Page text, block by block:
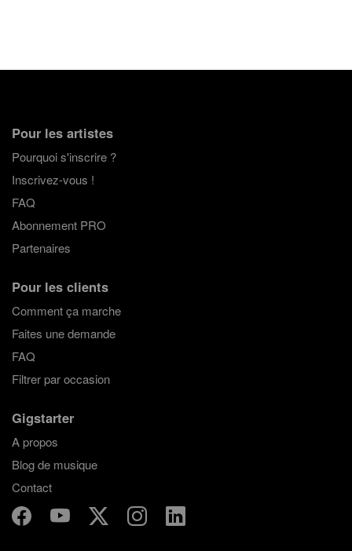
Pour les artistes
Pourquoi s'inscrire ?
Inscrivez-vous !
FAQ
Abonnement PRO
Partenaires
Pour les clients
Comment ça marche
Faites une demande
FAQ
Filtrer par occasion
Gigstarter
A propos
Blog de musique
Contact